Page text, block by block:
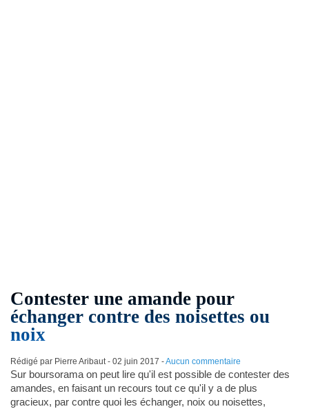
Contester une amande pour
échanger contre des noisettes ou
noix
Rédigé par Pierre Aribaut - 02 juin 2017 -Aucun commentaire
Sur boursorama on peut lire qu'il est possible de contester des
amandes, en faisant un recours tout ce qu'il y a de plus
gracieux, par contre quoi les échanger, noix ou noisettes,